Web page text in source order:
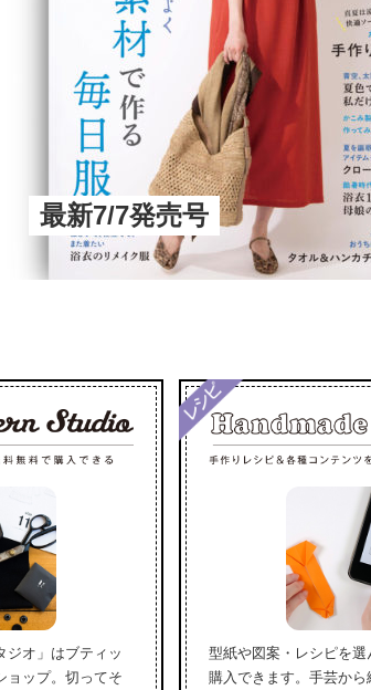
最新7/7発売号
ジオ」はブティッ
ョップ。切ってそ
型紙や図案・レシピを
購入できます。手芸か